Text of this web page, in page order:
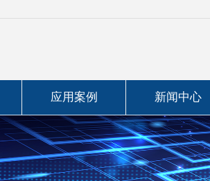
应用案例 新闻中心